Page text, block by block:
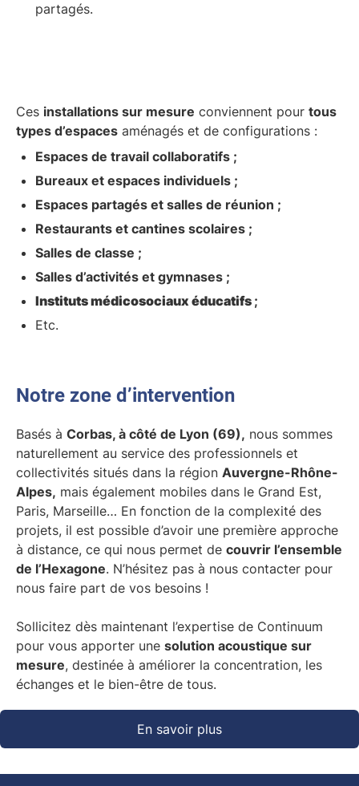
partagés.
Ces installations sur mesure conviennent pour tous
types d’espaces aménagés et de configurations :
Espaces de travail collaboratifs ;
Bureaux et espaces individuels ;
Espaces partagés et salles de réunion ;
Restaurants et cantines scolaires ;
Salles de classe ;
Salles d’activités et gymnases ;
Instituts médicosociaux éducatifs ;
Etc.
Notre zone d’intervention
Basés à Corbas, à côté de Lyon (69), nous sommes
naturellement au service des professionnels et
collectivités situés dans la région Auvergne-Rhône-
Alpes, mais également mobiles dans le Grand Est,
Paris, Marseille… En fonction de la complexité des
projets, il est possible d’avoir une première approche
à distance, ce qui nous permet de couvrir l’ensemble
de l’Hexagone. N’hésitez pas à nous contacter pour
nous faire part de vos besoins !
Sollicitez dès maintenant l’expertise de Continuum
pour vous apporter une solution acoustique sur
mesure, destinée à améliorer la concentration, les
échanges et le bien-être de tous.
En savoir plus